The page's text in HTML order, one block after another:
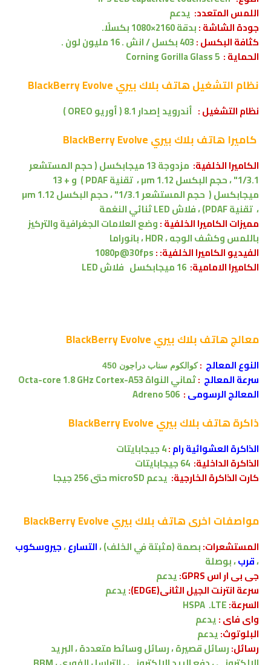
اللمس المتعدد: يدعم
جودة الشاشة :بدقة 2160×1080 بكسلًا.
كثافة البكسل :403 بكسل / انش . 16 مليون لون .
الحماية : Corning Gorilla Glass 5
نظام التشغيلهاتفبلاك بيري BlackBerry Evolve
نظام التشغيل : أندرويد إصدار 8.1 ( أوريو OREO )
كاميرا هاتفبلاك بيري BlackBerry Evolve
الكاميرا الخلفية:
مزدوجة 13 ميجابكسل ( حجم المستشعر
1/3.1" ، حجم البكسل 1.12 μm ،
تقنية PDAF )
و + 13
ميجابكسل (
حجم المستشعر 1/3.1" ، حجم البكسل 1.12 μm
، تقنية PDAF ) ،فلاش LED ثنائي النغمة
مميزات الكاميرا الخلفية :وضع العلامات الجغرافية والتركيز
باللمس وكشف الوجه، HDR ، بانوراما
الفيديو الكاميرا الخلفية: :1080p@30fps
الكاميرا الامامية:
ميجابكسل فلاش
معالجهاتفبلاك بيري BlackBerry Evolve
النوع المعالج :كوالكوم سناب دراجون 450
سرعة المعالج :ثماني النواة Octa-core1.8 GHz Cortex-A53
المعالج الرسومى:
Adreno 506
ذاكرةهاتفبلاك بيري BlackBerry Evolve
الذاكرة العشوائية رام:4 جيجابايتات
الذاكرة الداخلية:
جيجابايتات
كارت الذاكرة الخارجية: يدعمmicroSDحتى 256 جيجا
مواصفات اخرىهاتفبلاك بيري BlackBerry Evolve
المستشعرات:بصمة (مثبتة في الخلف) ،التسارع،جيروسكوب
،قرب، بوصلة
جى بى ار اس GPRS:
يدعم
سرعة انترنت الجيل الثانى(EDGE):
يدعم
السرعة:HSPA .LTE
واى فاى :يدعم
البلوتوث:يدعم
رسائل:رسائل قصيرة ، رسائل وسائط متعددة ، البريد